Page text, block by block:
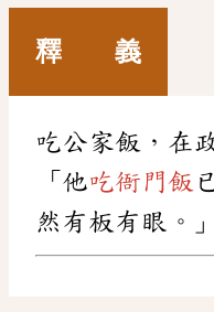
釋 義
吃公家飯，在
「他吃衙門飯
然有板有眼。」